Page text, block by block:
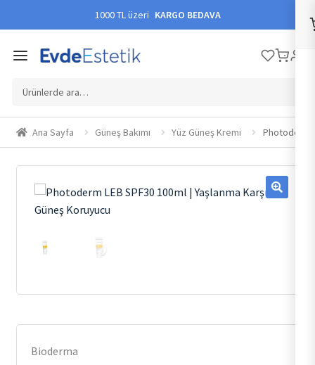
1000 TL üzeri KARGO BEDAVA
Ara:
Ana Sayfa Güneş Bakımı Yüz Güneş Kremi Photoderm
Bioderma